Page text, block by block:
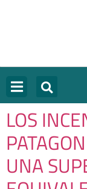
LOS
UNA